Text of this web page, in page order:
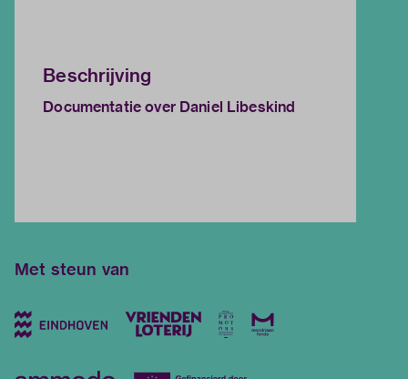
Beschrijving
Documentatie over Daniel Libeskind
Met steun van